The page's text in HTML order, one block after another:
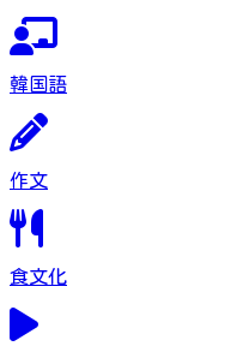
韓国語
作文
食文化